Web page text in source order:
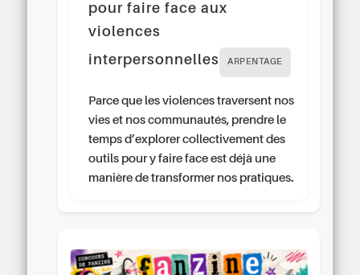
pour faire face aux
violences
interpersonnelles
ARPENTAGE
Parce que les violences traversent nos
vies et nos communautés, prendre le
temps d’explorer collectivement des
outils pour y faire face est déjà une
manière de transformer nos pratiques.